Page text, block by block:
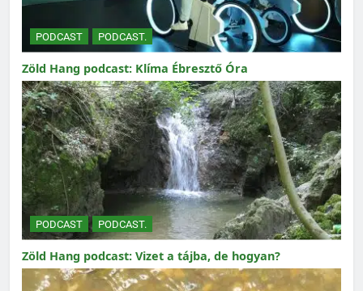
PODCAST PODCAST.
Zöld Hang podcast: Klíma Ébresztő Óra
PODCAST PODCAST.
Zöld Hang podcast: Vizet a tájba, de hogyan?